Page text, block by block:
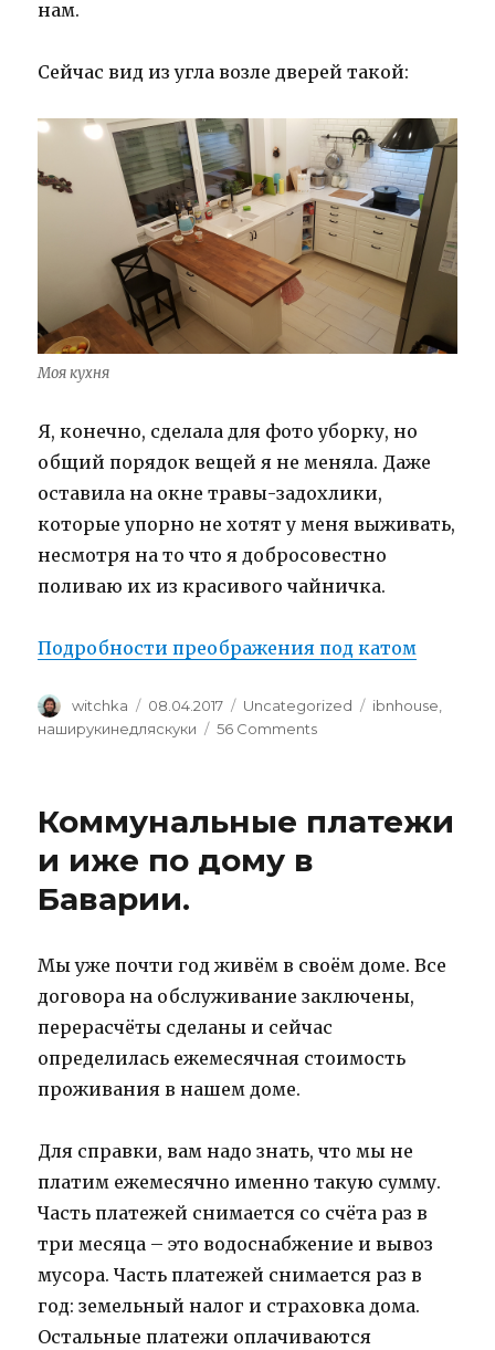
нам.
Сейчас вид из угла возле дверей такой:
Моя кухня
Я, конечно, сделала для фото уборку, но
общий порядок вещей я не меняла. Даже
оставила на окне травы-задохлики,
которые упорно не хотят у меня выживать,
несмотря на то что я добросовестно
поливаю их из красивого чайничка.
Подробности преображения под катом
Author
witchka
Posted
on
08.04.2017 Categories
Uncategorized Tags
ibnhouse
наширукинедляскуки
56 Commentson
Коммунальные платежи
и иже по дому в
Баварии.
Мы уже почти год живём в своём доме. Все
договора на обслуживание заключены,
перерасчёты сделаны и сейчас
определилась ежемесячная стоимость
проживания в нашем доме.
Для справки, вам надо знать, что мы не
платим ежемесячно именно такую сумму.
Часть платежей снимается со счёта раз в
три месяца – это водоснабжение и вывоз
мусора. Часть платежей снимается раз в
год: земельный налог и страховка дома.
Остальные платежи оплачиваются